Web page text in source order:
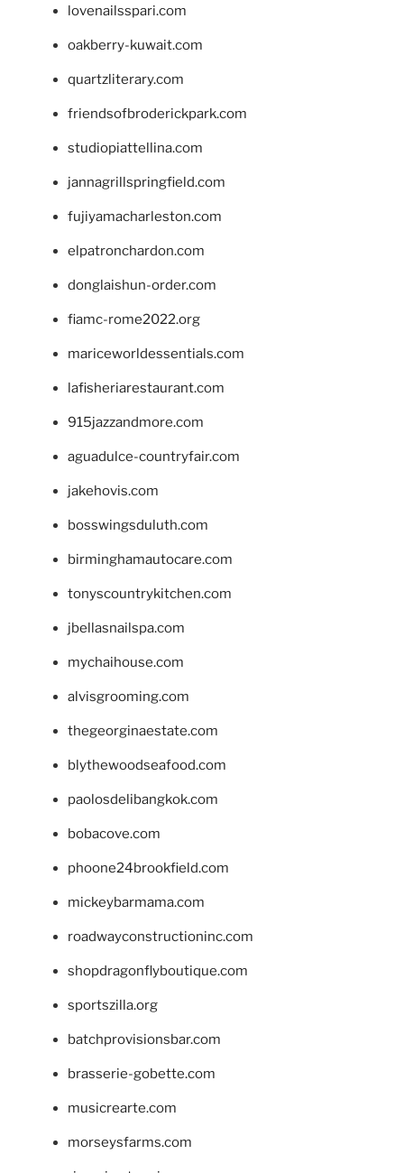
lovenailsspari.com
oakberry-kuwait.com
quartzliterary.com
friendsofbroderickpark.com
studiopiattellina.com
jannagrillspringfield.com
fujiyamacharleston.com
elpatronchardon.com
donglaishun-order.com
fiamc-rome2022.org
mariceworldessentials.com
lafisheriarestaurant.com
915jazzandmore.com
aguadulce-countryfair.com
jakehovis.com
bosswingsduluth.com
birminghamautocare.com
tonyscountrykitchen.com
jbellasnailspa.com
mychaihouse.com
alvisgrooming.com
thegeorginaestate.com
blythewoodseafood.com
paolosdelibangkok.com
bobacove.com
phoone24brookfield.com
mickeybarmama.com
roadwayconstructioninc.com
shopdragonflyboutique.com
sportszilla.org
batchprovisionsbar.com
brasserie-gobette.com
musicrearte.com
morseysfarms.com